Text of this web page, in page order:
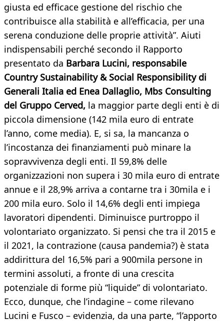
giusta ed efficace gestione del rischio che
contribuisce alla stabilità e all’efficacia, per una
serena conduzione delle proprie attività”. Aiuti
indispensabili perché secondo il Rapporto
presentato da Barbara Lucini, responsabile
Country Sustainability & Social Responsibility di
Generali Italia ed Enea Dallaglio, Mbs Consulting
del Gruppo Cerved, la maggior parte degli enti è di
piccola dimensione (142 mila euro di entrate
l’anno, come media). E, si sa, la mancanza o
l’incostanza dei finanziamenti può minare la
sopravvivenza degli enti. Il 59,8% delle
organizzazioni non supera i 30 mila euro di entrate
annue e il 28,9% arriva a contarne tra i 30mila e i
200 mila euro. Solo il 14,6% degli enti impiega
lavoratori dipendenti. Diminuisce purtroppo il
volontariato organizzato. Si pensi che tra il 2015 e
il 2021, la contrazione (causa pandemia?) è stata
addirittura del 16,5% pari a 900mila persone in
termini assoluti, a fronte di una crescita
potenziale di forme più “liquide” di volontariato.
Ecco, dunque, che l’indagine – come rilevano
Lucini e Fusco – evidenzia, da una parte, “l’apporto